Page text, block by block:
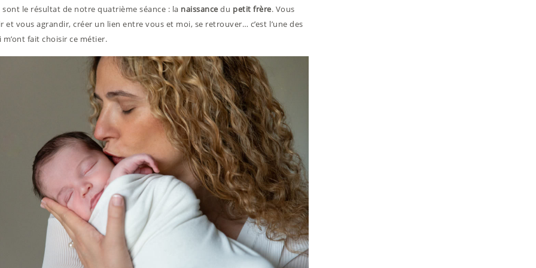
sont le résultat de notre quatrième séance : la naissance du petit frère. Vous
et vous agrandir, créer un lien entre vous et moi, se retrouver… c’est l’une des
m’ont fait choisir ce métier.